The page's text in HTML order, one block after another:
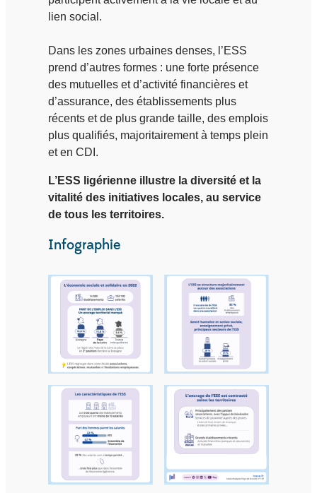
lien social.
Dans les zones urbaines denses, l’ESS
prend d’autres formes : une forte présence
des mutuelles et d’activité financières et
d’assurance, des établissements plus
récents et de plus grande taille, des emplois
plus qualifiés, majoritairement à temps plein
et en CDI.
L’ESS ligérienne illustre la diversité et la
vitalité des initiatives locales, au service
de tous les territoires.
Infographie